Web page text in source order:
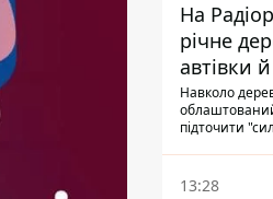
На
річне
автівки
людину -
Навколо
підточити
13:28